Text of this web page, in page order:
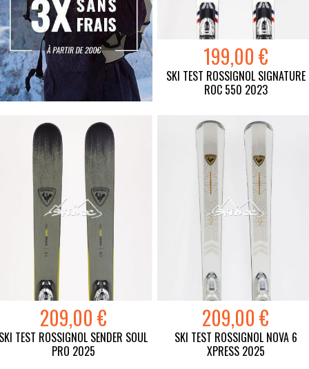
199,00 €
SKI TEST ROSSIGNOL SIGNATURE
ROC 550 2023
209,00 €
TEST ROSSIGNOL SENDER SOUL
PRO 2025
209,00 €
SKI TEST ROSSIGNOL NOVA 6
XPRESS 2025